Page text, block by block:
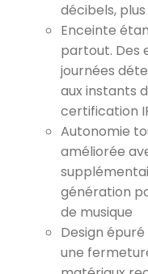
décibels,
Enceinte
partout. Des
journées
aux instants
certification
Autonomie
améliorée
génération
de musique
Design
une